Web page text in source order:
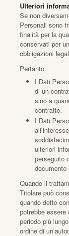
Ulteriori
Se non
Personali sono
finalità per la
conservati per
obbligazioni
Pertanto:
I Dati
di un
sino a
contratto.
I Dati
ulteriori
perseguito
documento
Quando il
Titolare può
quando detto
potrebbe essere
periodo più
ordine di